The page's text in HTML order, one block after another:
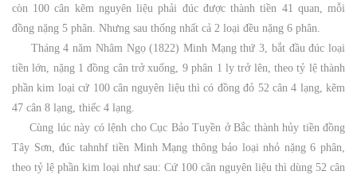
còn 100 cân kẽm nguyên liệu phải đúc được thành tiền 41 quan, mỗi
đồng nặng 5 phân. Nhưng sau thống nhất cả 2 loại đều nặng 6 phân.
Tháng 4 năm Nhâm Ngọ (1822) Minh Mạng thứ 3, bắt đầu đúc loại
tiền lớn, nặng 1 đồng cân trở xuống, 9 phân 1 ly trở lên, theo tỷ lệ thành
phần kim loại cứ 100 cân nguyên liệu thì có đồng đỏ 52 cân 4 lạng, kẽm
47 cân 8 lạng, thiếc 4 lạng.
Cùng lúc này có lệnh cho Cục Bảo Tuyền ở Bắc thành hủy tiền đồng
Tây Sơn, đúc tahnhf tiền Minh Mạng thông bảo loại nhỏ nặng 6 phân,
theo tỷ lệ phần kim loại như sau: Cứ 100 cân nguyên liệu thì dùng 52 cân